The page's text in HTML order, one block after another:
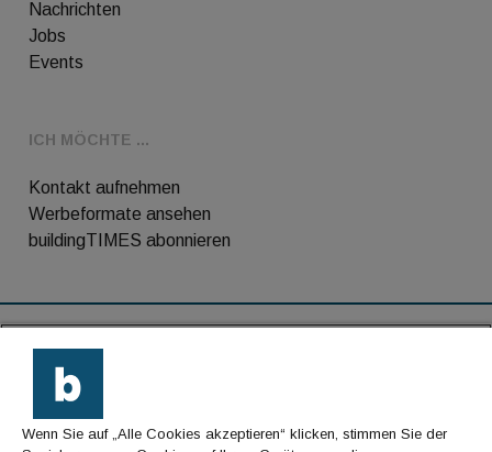
Nachrichten
Jobs
Events
ICH MÖCHTE ...
Kontakt aufnehmen
Werbeformate ansehen
buildingTIMES abonnieren
Kontakt
Impressum
Wenn Sie auf „Alle Cookies akzeptieren“ klicken, stimmen Sie der